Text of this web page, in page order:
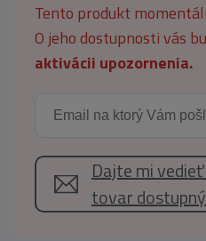
Tento produkt
O jeho dostupnosti vás
aktivácii upozornenia.
Dajte mi
tovar dostupný